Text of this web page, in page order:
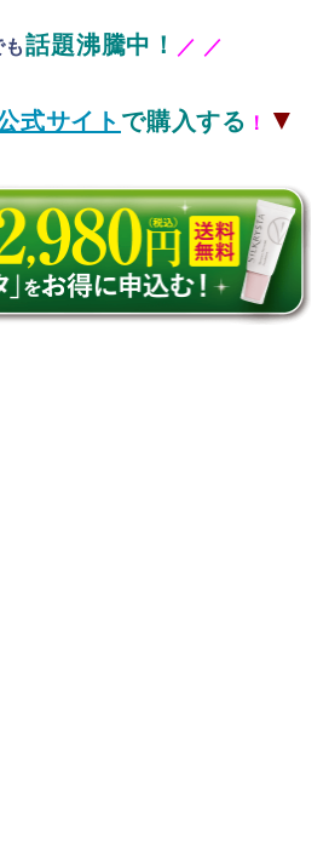
も話題沸騰中！ ／ ／
式サイト で購入する ！ ▼